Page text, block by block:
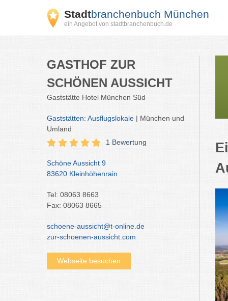
Stadtbranchenbuch München
ein Angebot von stadtbranchenbuch.de
GASTHOF ZUR
SCHÖNEN AUSSICHT
Gaststätte Hotel München Süd
Gaststätten: Ausflugslokale | München und
Umland
1 Bewertung
Schöne Aussicht 9
83620 Kleinhöhenrain
Tel: 08063 8663
Fax: 08063 8665
schoene-aussicht@t-online.de
zur-schoenen-aussicht.com
Webseite besuchen